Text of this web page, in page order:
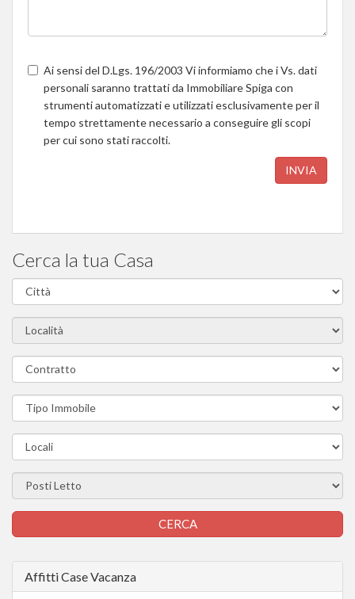
Ai sensi del D.Lgs. 196/2003 Vi informiamo che i Vs. dati
personali saranno trattati da Immobiliare Spiga con
strumenti automatizzati e utilizzati esclusivamente per il
tempo strettamente necessario a conseguire gli scopi
per cui sono stati raccolti.
INVIA
Cerca la tua Casa
Affitti Case Vacanza